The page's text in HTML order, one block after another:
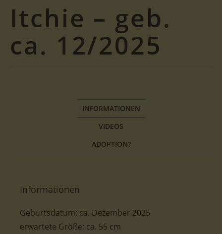
Itchie – geb.
ca. 12/2025
INFORMATIONEN
VIDEOS
ADOPTION?
Informationen
Geburtsdatum: ca. Dezember 2025
erwartete Größe: ca. 55 cm